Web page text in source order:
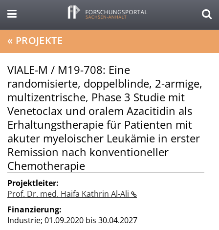
« PROJEKTE
VIALE-M / M19-708: Eine
randomisierte, doppelblinde, 2-armige,
multizentrische, Phase 3 Studie mit
Venetoclax und oralem Azacitidin als
Erhaltungstherapie für Patienten mit
akuter myeloischer Leukämie in erster
Remission nach konventioneller
Chemotherapie
Projektleiter:
Prof. Dr. med. Haifa Kathrin Al-Ali
Finanzierung:
Industrie; 01.09.2020 bis 30.04.2027